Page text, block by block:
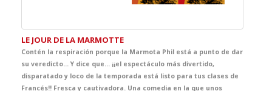
LE JOUR DE LA MARMOTTE
Contén la respiración porque la Marmota Phil está a punto de dar
su veredicto… Y dice que... ¡¡el espectáculo más divertido,
disparatado y loco de la temporada está listo para tus clases de
Francés!! Fresca y cautivadora. Una comedia en la que unos